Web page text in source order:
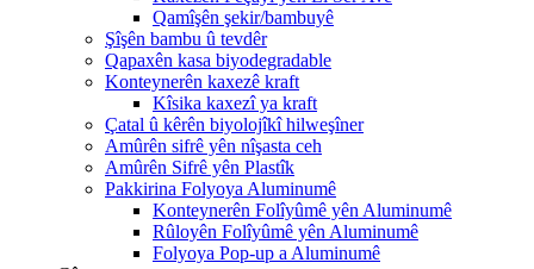
Qamîşên şekir/bambuyê
Şîşên bambu û tevdêr
Qapaxên kasa biyodegradable
Konteynerên kaxezê kraft
Kîsika kaxezî ya kraft
Çatal û kêrên biyolojîkî hilweşîner
Amûrên sifrê yên nîşasta ceh
Amûrên Sifrê yên Plastîk
Pakkirina Folyoya Aluminumê
Konteynerên Folîyûmê yên Aluminumê
Rûloyên Folîyûmê yên Aluminumê
Folyoya Pop-up a Aluminumê